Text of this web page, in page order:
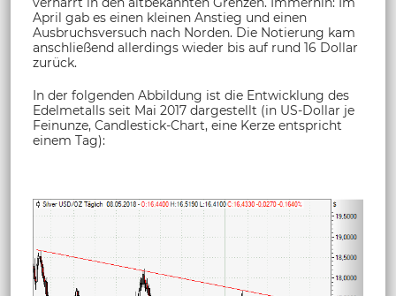
April gab es einen kleinen Anstieg und einen
Ausbruchsversuch nach Norden. Die Notierung kam
anschließend allerdings wieder bis auf rund 16 Dollar
zurück.
In der folgenden Abbildung ist die Entwicklung des
Edelmetalls seit Mai 2017 dargestellt (in US-Dollar je
Feinunze, Candlestick-Chart, eine Kerze entspricht
einem Tag):